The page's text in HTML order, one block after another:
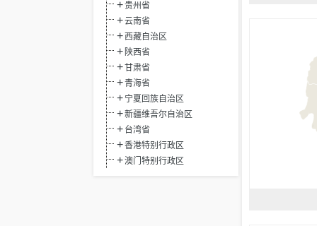
贵州省
云南省
西藏自治区
陕西省
甘肃省
青海省
宁夏回族自治区
新疆维吾尔自治区
台湾省
香港特别行政区
澳门特别行政区